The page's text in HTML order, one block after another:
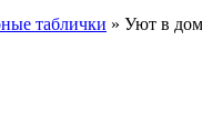
таблички » Уют в